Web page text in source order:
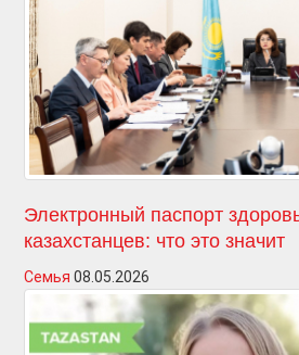
Электронный паспорт
казахстанцев: что это значит
Семья 08.05.2026